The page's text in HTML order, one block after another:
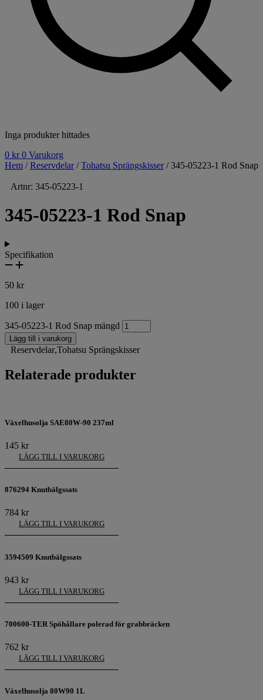
Inga produkter hittades
0 kr 0 Varukorg
Hem /Reservdelar /Tohatsu Sprängskisser / 345-05223-1 Rod Snap
Artnr: 345-05223-1
345-05223-1 Rod Snap
Specifikation
50 kr
100 i lager
345-05223-1 Rod Snap mängd
Lägg till i varukorg
Reservdelar,Tohatsu Sprängskisser
Relaterade produkter
Växelhusolja SAE80W-90 237ml
145 kr
LÄGG TILL I VARUKORG
876294 Knutbälgssats
784 kr
LÄGG TILL I VARUKORG
3594509 Knutbälgssats
943 kr
LÄGG TILL I VARUKORG
700600-TER Spöhållare polerad för grabbräcken
762 kr
LÄGG TILL I VARUKORG
Växelhusolja 80W90 1L